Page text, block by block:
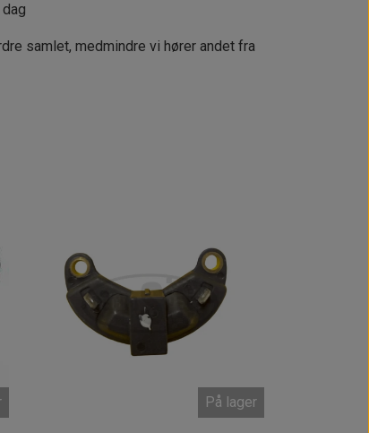
samlet, medmindre vi hører andet fra
På lager